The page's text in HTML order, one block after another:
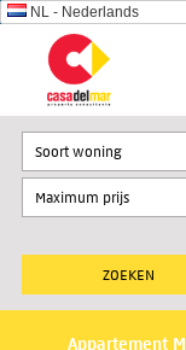
NL - Nederlands
Soort woning
Appartement